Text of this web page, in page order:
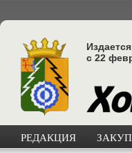
Издается
с 22
РЕДАКЦИЯ